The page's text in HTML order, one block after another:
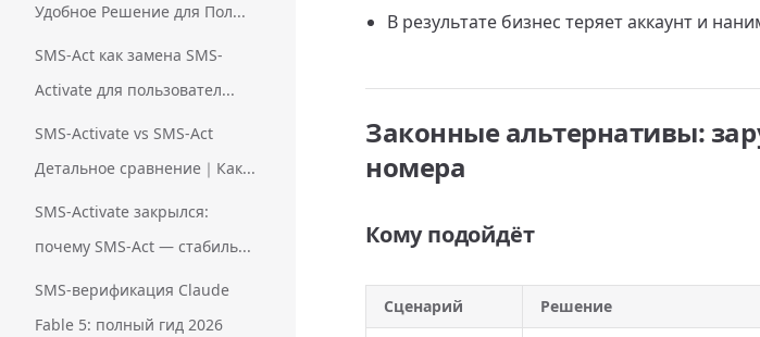
Удобное Решение для Пол...
SMS-Act как замена SMS-
Activate для пользовател...
SMS-Activate vs SMS-Act
Детальное сравнение｜Как...
SMS-Activate закрылся:
почему SMS-Act — стабиль...
SMS-верификация Claude
Fable 5: полный гид 2026
В результате бизнес теряет аккаунт и
Законные альтернативы:
номера
Кому подойдёт
Сценарий Решение